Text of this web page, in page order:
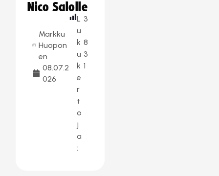
Nico Salolle
Markku
Huopon
en
08.07.2
026
L
u
k
u
k
e
r
t
o
j
a
:
3
8
3
1